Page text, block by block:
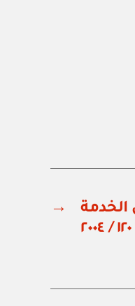
→
الخدمة